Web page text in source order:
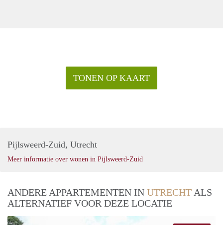
TONEN OP KAART
Pijlsweerd-Zuid, Utrecht
Meer informatie over wonen in Pijlsweerd-Zuid
ANDERE APPARTEMENTEN IN UTRECHT ALS
ALTERNATIEF VOOR DEZE LOCATIE